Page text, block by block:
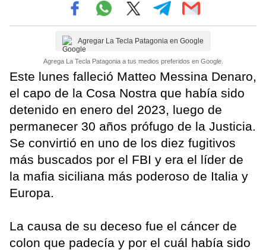
Agregar La Tecla Patagonia en Google
Agrega La Tecla Patagonia a tus medios preferidos en Google.
Este lunes falleció Matteo Messina Denaro,
el capo de la Cosa Nostra que había sido
detenido en enero del 2023, luego de
permanecer 30 años prófugo de la Justicia.
Se convirtió en uno de los diez fugitivos
más buscados por el FBI y era el líder de
la mafia siciliana más poderoso de Italia y
Europa.
La causa de su deceso fue el cáncer de
colon que padecía y por el cuál había sido